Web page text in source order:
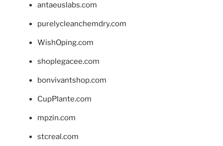
antaeuslabs.com
purelycleanchemdry.com
WishOping.com
shoplegacee.com
bonvivantshop.com
CupPlante.com
mpzin.com
stcreal.com